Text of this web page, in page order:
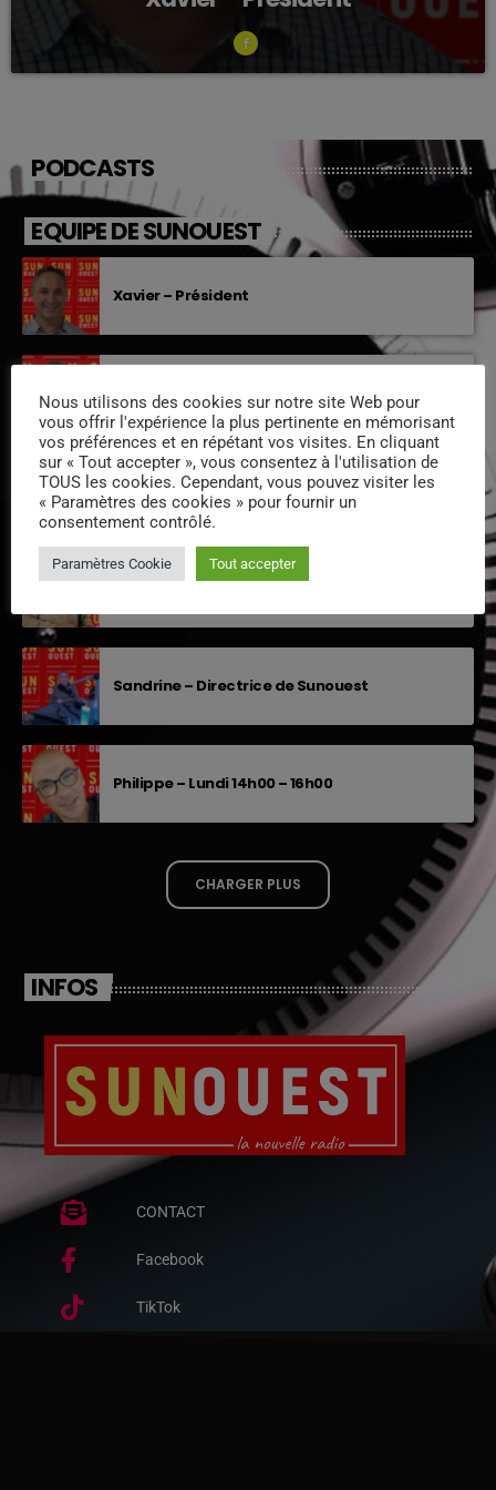
PODCASTS
EQUIPE DE SUNOUEST
Xavier – Président
Sylvain « animateur »
Stéphanie – Animatrice-Réalisatrice
Sandrine – Directrice de Sunouest
Philippe – Lundi 14h00 – 16h00
CHARGER PLUS
INFOS
CONTACT
Facebook
TikTok
Nous utilisons des cookies sur notre site Web pour
vous offrir l'expérience la plus pertinente en mémorisant
vos préférences et en répétant vos visites. En cliquant
sur « Tout accepter », vous consentez à l'utilisation de
TOUS les cookies. Cependant, vous pouvez visiter les
« Paramètres des cookies » pour fournir un
consentement contrôlé.
Paramètres Cookie Tout accepter